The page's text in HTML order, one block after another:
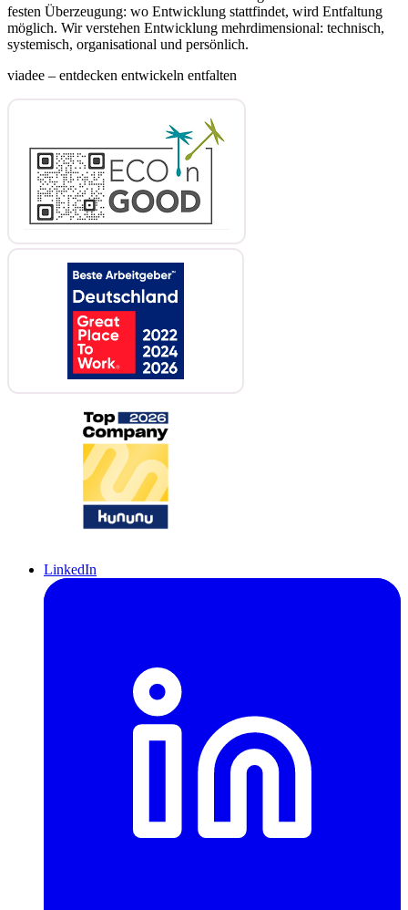
festen Überzeugung: wo Entwicklung stattfindet, wird Entfaltung
möglich. Wir verstehen Entwicklung mehrdimensional: technisch,
systemisch, organisational und persönlich.
viadee – entdecken entwickeln entfalten
LinkedIn